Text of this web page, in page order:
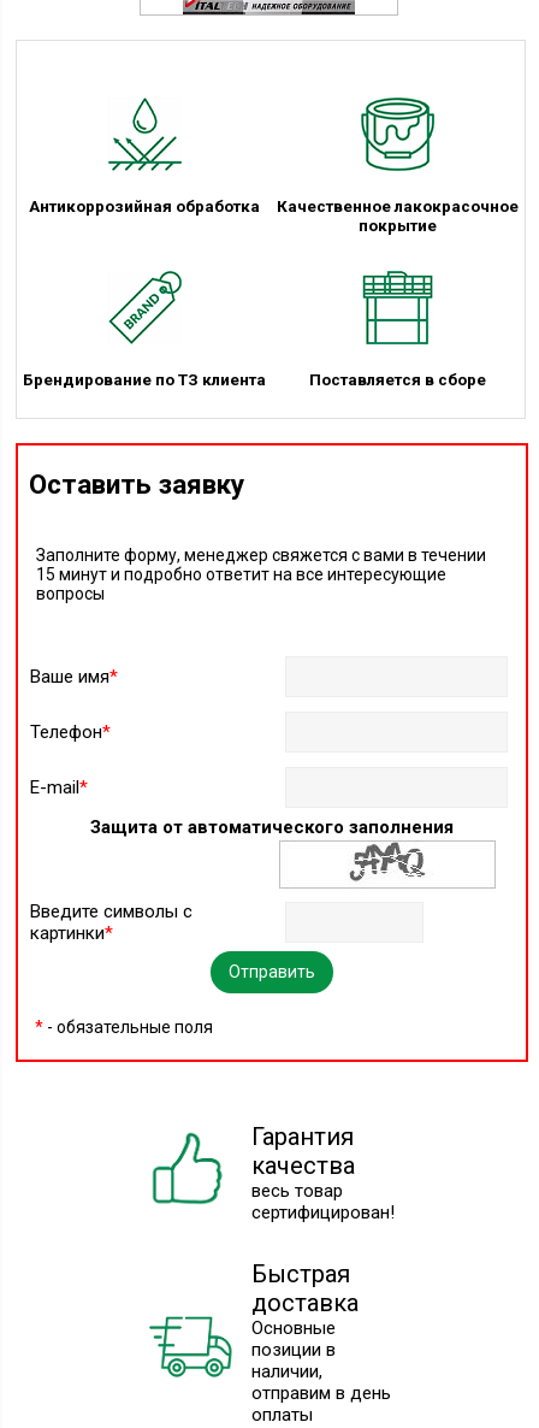
Антикоррозийная обработка
Качественное лакокрасочное
покрытие
Брендирование по ТЗ клиента Поставляется в сборе
Оставить заявку
Заполните форму, менеджер свяжется с вами в течении
15 минут и подробно ответит на все интересующие
вопросы
Ваше имя*
Телефон*
E-mail*
Защита от автоматического заполнения
Введите символы с
картинки*
*- обязательные поля
Гарантия
качества
весь товар
сертифицирован!
Быстрая
доставка
Основные
позиции в
наличии,
отправим в день
оплаты